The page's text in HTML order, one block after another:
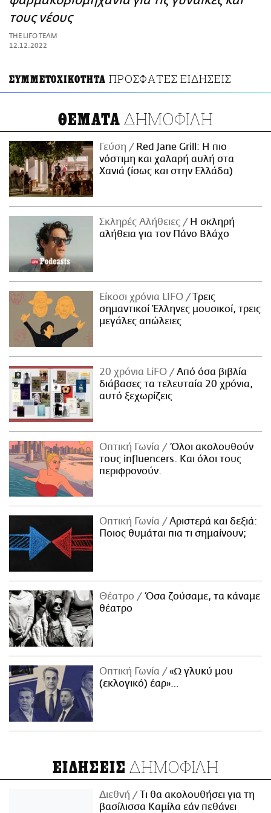
ΑΜΠΑ
PRINT
τους νέους
THE LIFO TEAM
12.12.2022
ΣΥΜΜΕΤΟΧΙΚΟΤΗΤΑ ΠΡΟΣΦΑΤΕΣ ΕΙΔΗΣΕΙΣ
ΘΕΜΑΤΑ ΔΗΜΟΦΙΛΗ
Γεύση
Red Jane Grill: Η πιο
νόστιμη και χαλαρή αυλή στα
Χανιά (ίσως και στην Ελλάδα)
Σκληρές Αλήθειες
H σκληρή
αλήθεια για τον Πάνο Βλάχο
Είκοσι χρόνια LIFO
Tρεις
σημαντικοί Έλληνες μουσικοί, τρεις
μεγάλες απώλειες
20 χρόνια LiFO
Από όσα βιβλία
διάβασες τα τελευταία 20 χρόνια,
αυτό ξεχωρίζεις
Οπτική Γωνία
Όλοι ακολουθούν
τους influencers. Και όλοι τους
περιφρονούν.
Οπτική Γωνία
Αριστερά και δεξιά:
Ποιος θυμάται πια τι σημαίνουν;
Θέατρο
Όσα ζούσαμε, τα κάναμε
θέατρο
Οπτική Γωνία
«Ω γλυκύ μου
(εκλογικό) έαρ»…
ΕΙΔΗΣΕΙΣ ΔΗΜΟΦΙΛΗ
Διεθνή
Τι θα ακολουθήσει για τη
βασίλισσα Καμίλα εάν πεθάνει